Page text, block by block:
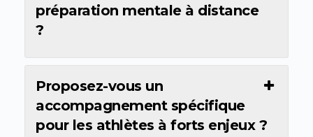
préparation mentale à distance
?
Proposez-vous un
accompagnement spécifique
pour les athlètes à forts enjeux ?